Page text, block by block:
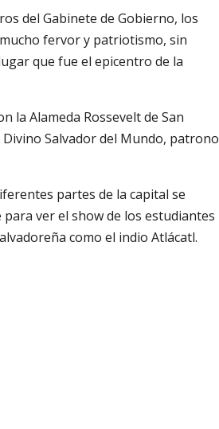
del Gabinete de Gobierno, los
fervor y patriotismo, sin
que fue el epicentro de la
la Alameda Rossevelt de San
Salvador del Mundo, patrono
partes de la capital se
ver el show de los estudiantes
como el indio Atlácatl.